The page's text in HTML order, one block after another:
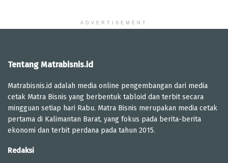
ADVERTISEMENT
Tentang Matrabisnis.id
Matrabisnis.id adalah media online pengembangan dari media
cetak Matra Bisnis yang berbentuk tabloid dan terbit secara
mingguan setiap hari Rabu. Matra Bisnis merupakan media cetak
pertama di Kalimantan Barat, yang fokus pada berita-berita
ekonomi dan terbit perdana pada tahun 2015.
Redaksi